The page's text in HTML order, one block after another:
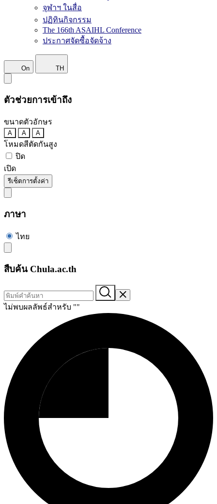
จุฬาฯ ในสื่อ
ปฏิทินกิจกรรม
The 166th ASAIHL Conference
ประกาศจัดซื้อจัดจ้าง
On TH
ตัวช่วยการเข้าถึง
ขนาดตัวอักษร
A A A
โหมดสีตัดกันสูง
ปิด
เปิด
รีเซ็ตการตั้งค่า
ภาษา
ไทย
สืบค้น Chula.ac.th
ไม่พบผลลัพธ์สำหรับ ""